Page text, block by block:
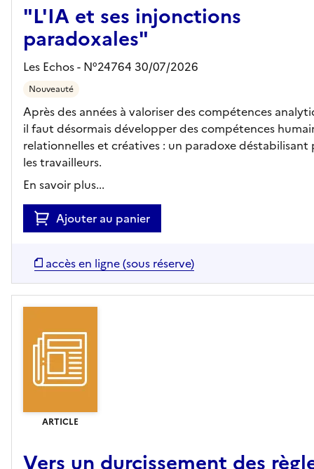
"L'IA et ses injonctions
paradoxales"
Les Echos - N°24764 30/07/2026
Nouveauté
Après des années à valoriser des compétences
il faut désormais développer des compétences
relationnelles et créatives : un paradoxe déstabilisant
les travailleurs.
En savoir plus...
Ajouter au panier
accès en ligne (sous réserve)
ARTICLE
Vers un durcissement des